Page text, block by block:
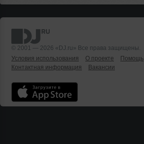
© 2001 — 2026 «DJ.ru» Все права защищены.
Условия использования
О проекте Помощь
Контактная информация
Вакансии